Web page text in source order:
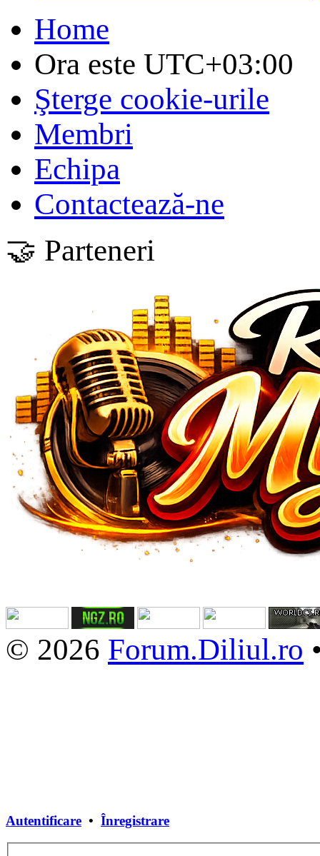
Home
Ora este UTC+03:00
Şterge cookie-urile
Membri
Echipa
Contactează-ne
🤝 Parteneri
© 2026 Forum.Diliul.ro
Autentificare • Înregistrare